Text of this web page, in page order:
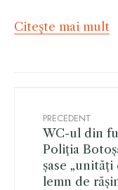
Citeşte mai mult
PRECEDENT
WC-ul din
Poliția
șase
lemn de